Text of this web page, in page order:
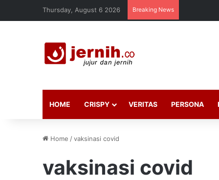
Thursday, August 6 2026 Breaking News
HOME CRISPY VERITAS PERSONA
Home /vaksinasi covid
vaksinasi covid